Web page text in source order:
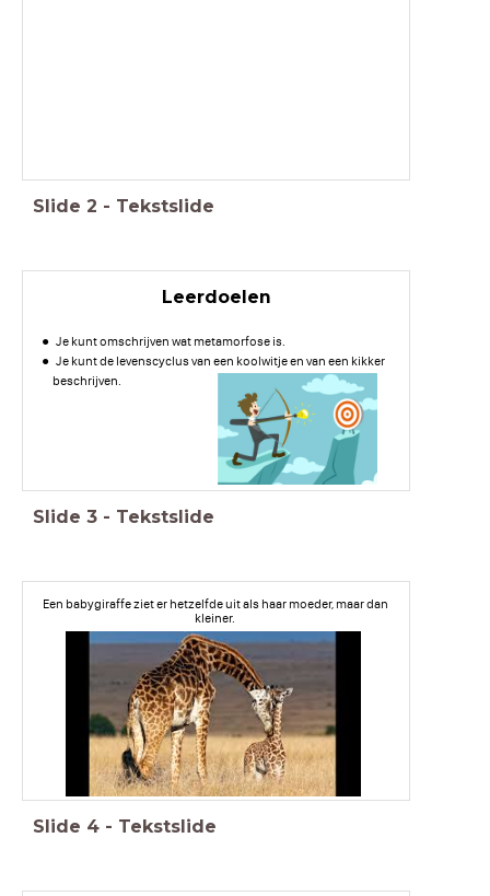
Slide 2 - Tekstslide
Leerdoelen
Je kunt omschrijven wat metamorfose is.
Je kunt de levenscyclus van een koolwitje en van een kikker
beschrijven.
Slide 3 - Tekstslide
Een babygiraffe ziet er hetzelfde uit als haar moeder, maar dan
kleiner.
Slide 4 - Tekstslide